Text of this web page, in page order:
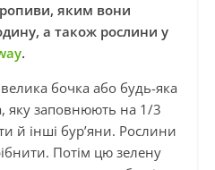
яким вони
а також рослини у
.
бочка або будь-яка
яку заповнюють на 1/3
й інші бур’яни. Рослини
Потім цю зелену